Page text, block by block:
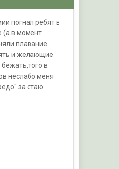
погнал ребят в
(а в момент
плавание
и желающие
в
неслабо меня
за стаю